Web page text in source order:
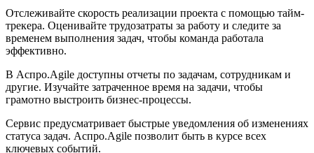
Отслеживайте скорость реализации проекта с помощью тайм-
трекера. Оценивайте трудозатраты за работу и следите за
временем выполнения задач, чтобы команда работала
эффективно.
В Аспро.Agile доступны отчеты по задачам, сотрудникам и
другие. Изучайте затраченное время на задачи, чтобы
грамотно выстроить бизнес-процессы.
Сервис предусматривает быстрые уведомления об изменениях
статуса задач. Аспро.Agile позволит быть в курсе всех
ключевых событий.